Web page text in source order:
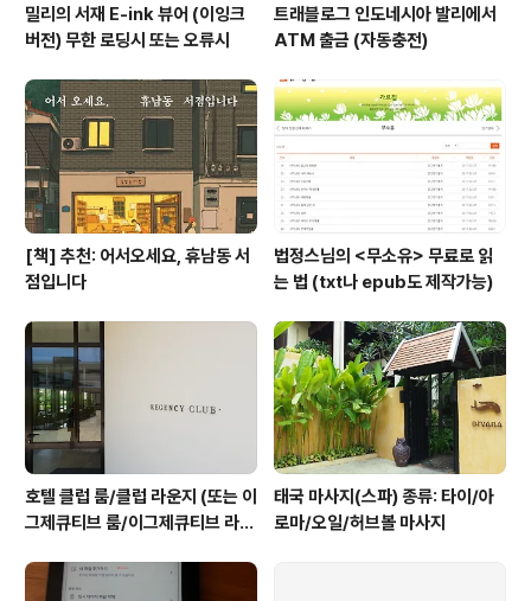
밀리의 서재 E-ink 뷰어 (이잉크
버전) 무한 로딩시 또는 오류시
트래블로그 인도네시아 발리에서
ATM 출금 (자동충전)
[책] 추천: 어서오세요, 휴남동 서
점입니다
법정스님의 <무소유> 무료로 읽
는 법 (txt나 epub도 제작가능)
호텔 클럽 룸/클럽 라운지 (또는 이
그제큐티브 룸/이그제큐티브 라운
태국 마사지(스파) 종류: 타이/아
로마/오일/허브볼 마사지